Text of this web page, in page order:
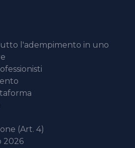
l'adempimento in uno
(Art. 4)
2026